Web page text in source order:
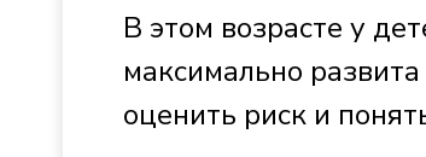
В этом возрасте у
максимально
оценить риск и